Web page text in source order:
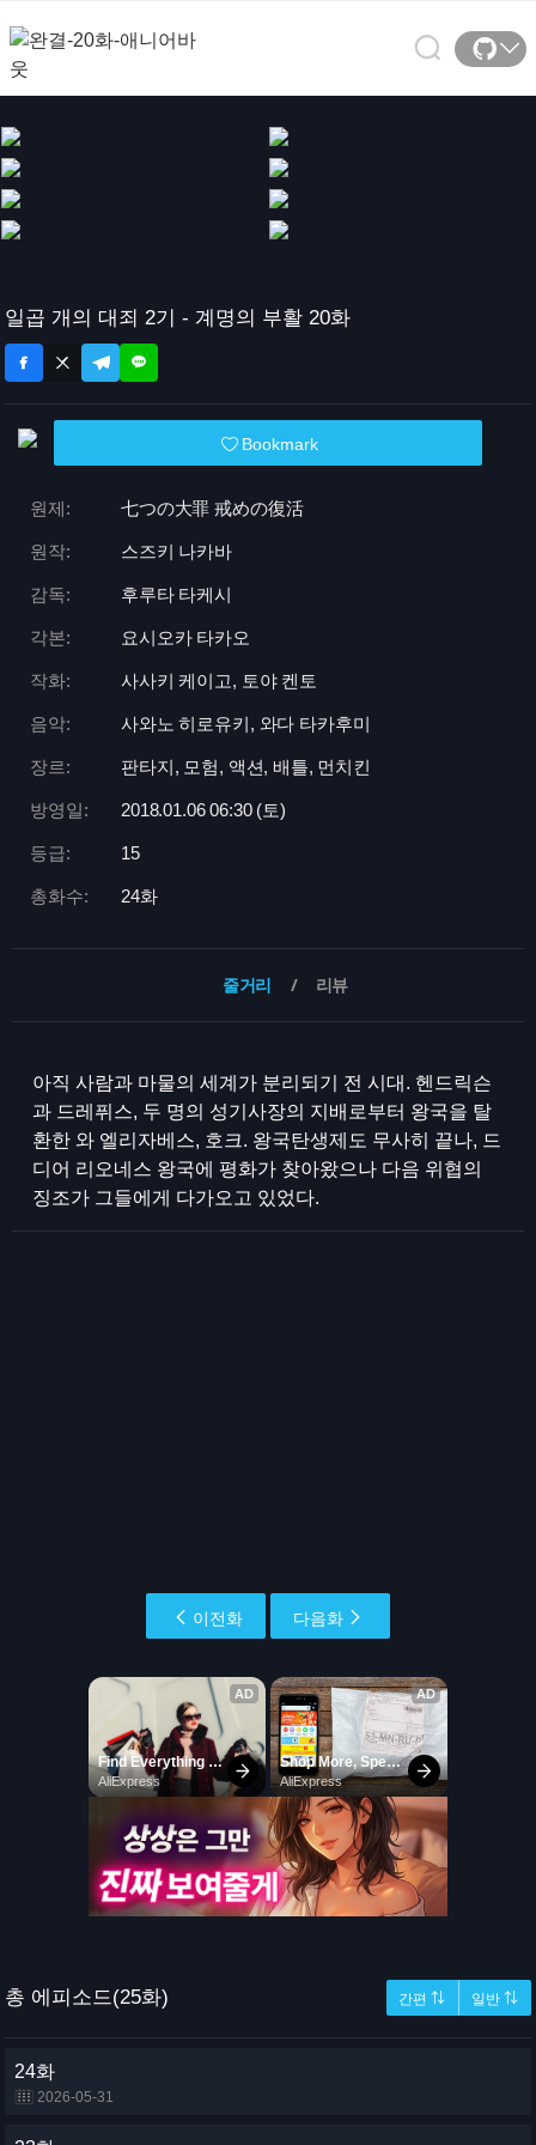
일곱 개의 대죄 2기 - 계명의 부활 20화
Bookmark
원제: 七つの大罪 戒めの復活
원작: 스즈키 나카바
감독: 후루타 타케시
각본: 요시오카 타카오
작화: 사사키 케이고, 토야 켄토
음악: 사와노 히로유키, 와다 타카후미
장르: 판타지, 모험, 액션, 배틀, 먼치킨
방영일: 2018.01.06 06:30 (토)
등급: 15
총화수: 24화
줄거리 리뷰
아직 사람과 마물의 세계가 분리되기 전 시대. 헨드릭슨
과 드레퓌스, 두 명의 성기사장의 지배로부터 왕국을 탈
환한 와 엘리자베스, 호크. 왕국탄생제도 무사히 끝나, 드
디어 리오네스 왕국에 평화가 찾아왔으나 다음 위협의
징조가 그들에게 다가오고 있었다.
이전화 다음화
총 에피소드(25화) 간편 ⇅ 일반 ⇅
24화
2026-05-31